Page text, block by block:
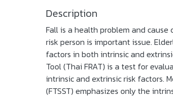
Description
Fall is a health problem and
risk person is important issue.
factors in both intrinsic and
Tool (Thai FRAT) is a test for
intrinsic and extrinsic risk factors.
(FTSST) emphasizes only the